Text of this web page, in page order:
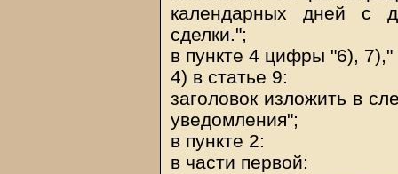
календарных дней с
сделки.";
в пункте 4 цифры "6), 7),"
4) в статье 9:
заголовок изложить в
уведомления";
в пункте 2:
в части первой: